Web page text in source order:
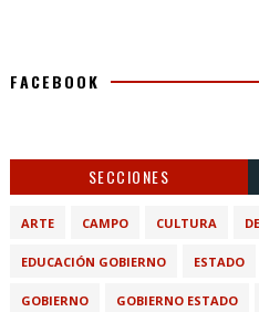
FACEBOOK
SECCIONES
ARTE CAMPO CULTURA
EDUCACIÓN GOBIERNO ESTADO
GOBIERNO GOBIERNO ESTADO